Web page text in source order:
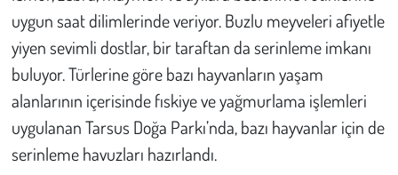
uygun saat dilimlerinde veriyor. Buzlu meyveleri afiyetle
yiyen sevimli dostlar, bir taraftan da serinleme imkanı
buluyor. Türlerine göre bazı hayvanların yaşam
alanlarının içerisinde fıskiye ve yağmurlama işlemleri
uygulanan Tarsus Doğa Parkı’nda, bazı hayvanlar için de
serinleme havuzları hazırlandı.